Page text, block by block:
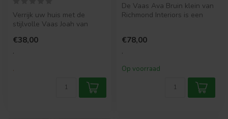
Verrijk uw huis met de
stijlvolle Vaas Joah van
form...
€38,00
.
.
De Vaas Ava Bruin klein van
Richmond Interiors is een
€78,00
.
Op voorraad